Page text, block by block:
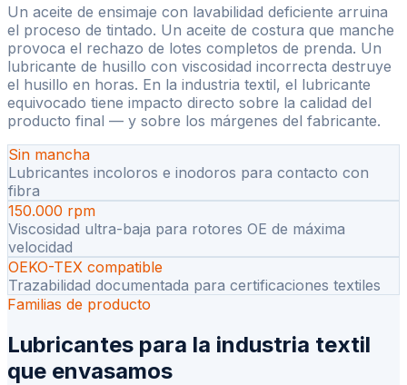
Un aceite de ensimaje con lavabilidad deficiente arruina
el proceso de tintado. Un aceite de costura que manche
provoca el rechazo de lotes completos de prenda. Un
lubricante de husillo con viscosidad incorrecta destruye
el husillo en horas. En la industria textil, el lubricante
equivocado tiene impacto directo sobre la calidad del
producto final — y sobre los márgenes del fabricante.
Sin mancha
Lubricantes incoloros e inodoros para contacto con
fibra
150.000 rpm
Viscosidad ultra-baja para rotores OE de máxima
velocidad
OEKO-TEX compatible
Trazabilidad documentada para certificaciones textiles
Familias de producto
Lubricantes para la industria textil
que envasamos